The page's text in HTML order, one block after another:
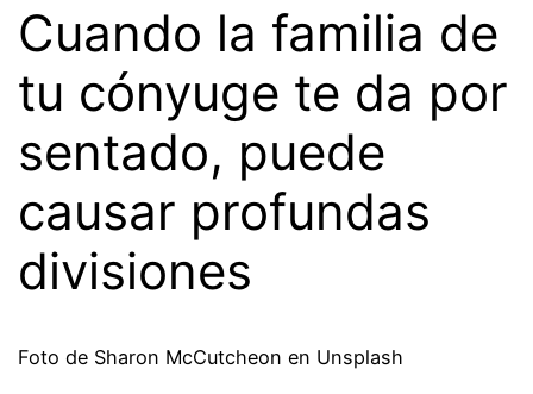
Cuando la familia de
tu cónyuge te da por
sentado, puede
causar profundas
divisiones
Foto de Sharon McCutcheon en Unsplash